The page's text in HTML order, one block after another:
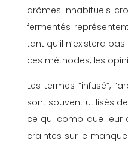
arômes inhabituels
fermentés
tant qu’il n’existera
ces méthodes, les
Les termes “infusé”,
sont souvent utilisés
ce qui complique leur
craintes sur le